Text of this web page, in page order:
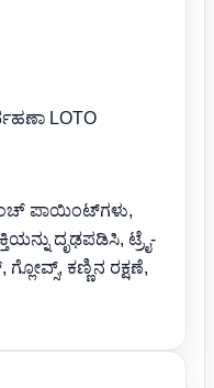
LOTO
ಪಿಂಚ್ ಪಾಯಿಂಟ್‌ಗಳು,
ದೃಢಪಡಿಸಿ, ಟ್ರೈ-
ಗ್ಲೋವ್ಸ್, ಕಣ್ಣಿನ ರಕ್ಷಣೆ,